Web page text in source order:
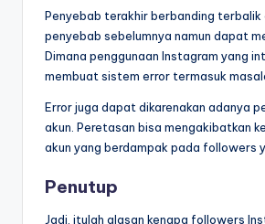
Penyebab terakhir berbanding terbalik
penyebab sebelumnya namun dapat
Dimana penggunaan Instagram yang
membuat sistem error termasuk
Error juga dapat dikarenakan adanya
akun. Peretasan bisa mengakibatkan
akun yang berdampak pada followers
Penutup
Jadi, itulah alasan kenapa followers